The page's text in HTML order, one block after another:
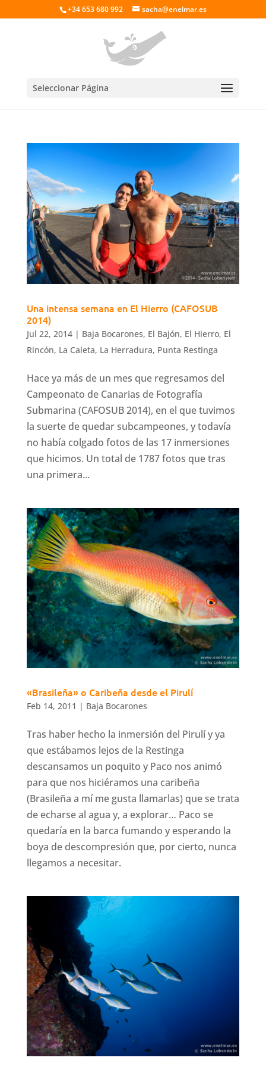
+34 653 680 992 sacha@enelmar.es
Seleccionar Página
Una intensa semana en El Hierro (CAFOSUB
2014)
Jul 22, 2014| Baja Bocarones, El Bajón, El Hierro, El
Rincón, La Caleta, La Herradura, Punta Restinga
Hace ya más de un mes que regresamos del
Campeonato de Canarias de Fotografía
Submarina (CAFOSUB 2014), en el que tuvimos
la suerte de quedar subcampeones, y todavía
no había colgado fotos de las 17 inmersiones
que hicimos. Un total de 1787 fotos que tras
una primera...
«Brasileña» o Caribeña desde el Pirulí
Feb 14, 2011 | Baja Bocarones
Tras haber hecho la inmersión del Pirulí y ya
que estábamos lejos de la Restinga
descansamos un poquito y Paco nos animó
para que nos hiciéramos una caribeña
(Brasileña a mí me gusta llamarlas) que se trata
de echarse al agua y, a explorar… Paco se
quedaría en la barca fumando y esperando la
boya de descompresión que, por cierto, nunca
llegamos a necesitar.